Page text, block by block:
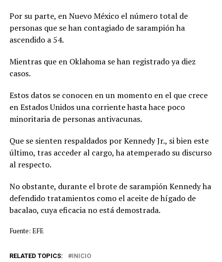
Por su parte, en Nuevo México el número total de
personas que se han contagiado de sarampión ha
ascendido a 54.
Mientras que en Oklahoma se han registrado ya diez
casos.
Estos datos se conocen en un momento en el que crece
en Estados Unidos una corriente hasta hace poco
minoritaria de personas antivacunas.
Que se sienten respaldados por Kennedy Jr., si bien este
último, tras acceder al cargo, ha atemperado su discurso
al respecto.
No obstante, durante el brote de sarampión Kennedy ha
defendido tratamientos como el aceite de hígado de
bacalao, cuya eficacia no está demostrada.
Fuente: EFE
RELATED TOPICS: INICIO